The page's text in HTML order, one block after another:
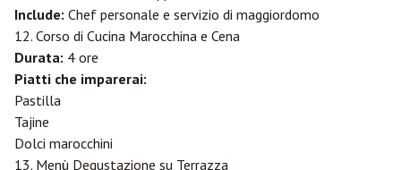
Include: Chef personale e servizio di maggiordomo
12. Corso di Cucina Marocchina e Cena
Durata: 4 ore
Piatti che imparerai:
Pastilla
Tajine
Dolci marocchini
13. Menù Degustazione su Terrazza